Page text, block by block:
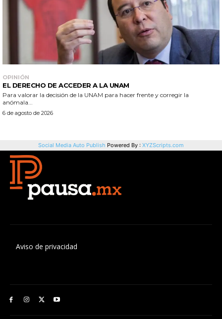
Aviso de privacidad